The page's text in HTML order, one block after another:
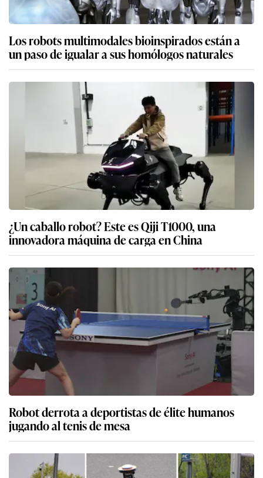
Los robots multimodales bioinspirados están a
un paso de igualar a sus homólogos naturales
¿Un caballo robot? Este es Qiji T1000, una
innovadora máquina de carga en China
Robot derrota a deportistas de élite humanos
jugando al tenis de mesa